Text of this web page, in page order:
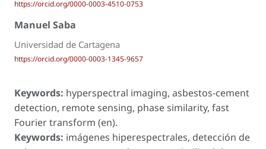
https://orcid.org/0000-0003-4510-0753
Manuel Saba
Universidad de Cartagena
https://orcid.org/0000-0003-1345-9657
Keywords: hyperspectral imaging, asbestos-cement
detection, remote sensing, phase similarity, fast
Fourier transform (en).
Keywords: imágenes hiperespectrales, detección de